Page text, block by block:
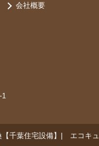
会社概要
1
千葉住宅設備】| エコキ